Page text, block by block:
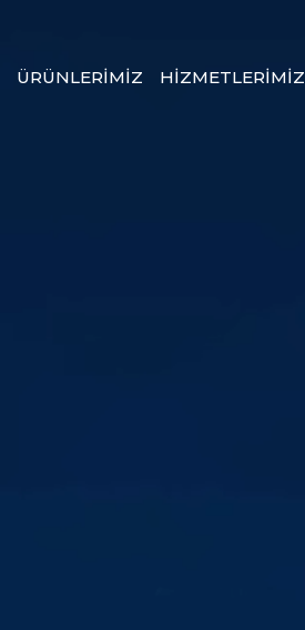
ÜRÜNLERİMİZ HİZMETLERİMİZ